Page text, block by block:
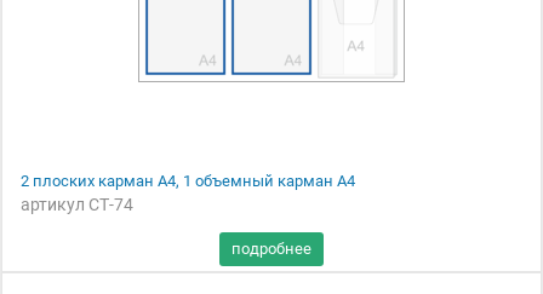
2 плоских карман А4, 1 объемный карман А4
артикул СТ-74